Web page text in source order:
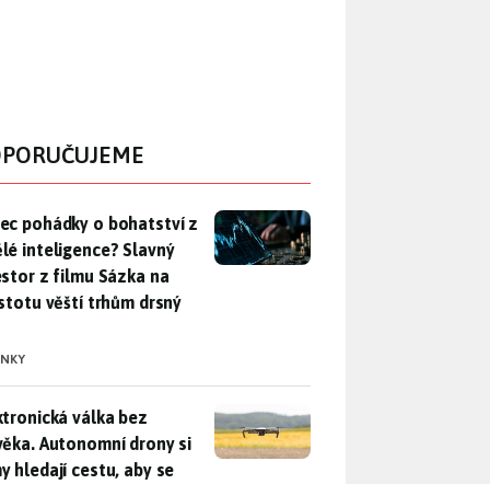
pohádky o bohatství z umělé inteligence? Slavný investor
pohádky o bohatství z
inteligence? Slavný
z filmu Sázka na
věští trhům drsný
válka bez člověka. Autonomní drony si samy hledají
válka bez
Autonomní drony si
hledají cestu, aby se